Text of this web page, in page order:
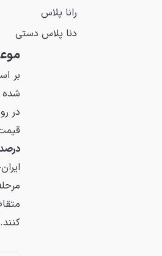
رانا پلاس
دنا پلاس دستی
در
کنند.